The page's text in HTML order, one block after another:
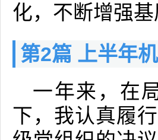
化，不断增强
第2篇 上半年
一年来，在
下，我认真履